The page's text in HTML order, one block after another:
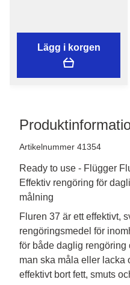
Lägg i korgen
Artikelnummer 41354
Ready to use - Flügger
Effektiv rengöring för
målning
Fluren 37 är ett effektivt,
rengöringsmedel för
för både daglig rengöring
man ska måla eller lacka
effektivt bort fett, smuts